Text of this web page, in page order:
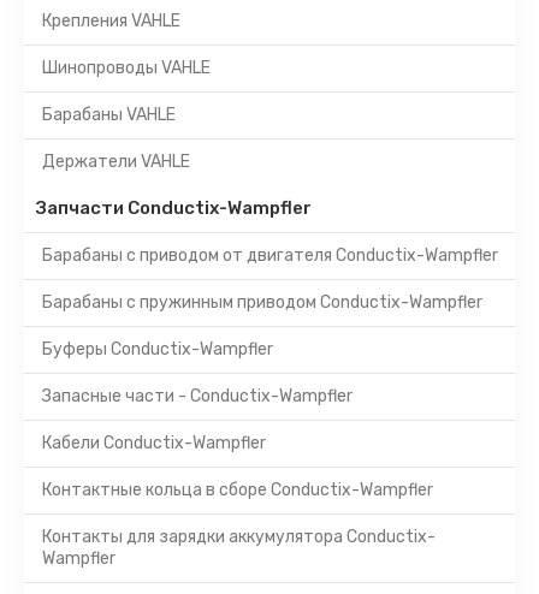
Крепления VAHLE
Шинопроводы VAHLE
Барабаны VAHLE
Держатели VAHLE
Запчасти Conductix-Wampfler
Барабаны с приводом от двигателя Conductix-Wampfler
Барабаны с пружинным приводом Conductix-Wampfler
Буферы Conductix-Wampfler
Запасные части - Conductix-Wampfler
Кабели Conductix-Wampfler
Контактные кольца в сборе Conductix-Wampfler
Контакты для зарядки аккумулятора Conductix-
Wampfler